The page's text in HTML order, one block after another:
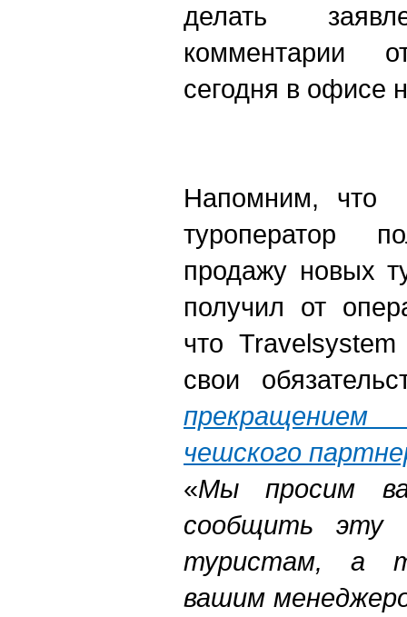
делать
комментарии
сегодня в офисе
Напомним, что
туроператор
продажу новых
получил от
что
свои
чешского
«Мы просим
сообщить эту
туристам, а
вашим